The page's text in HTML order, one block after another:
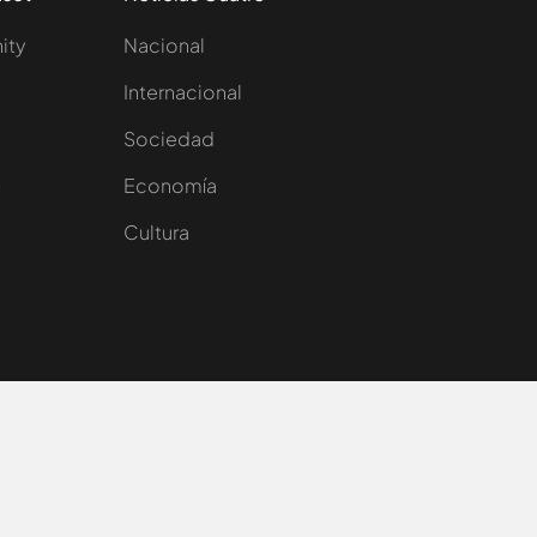
Nacional
Internacional
Sociedad
Economía
Cultura